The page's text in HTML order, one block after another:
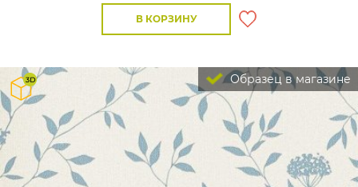
В КОРЗИНУ
Образец в магазине